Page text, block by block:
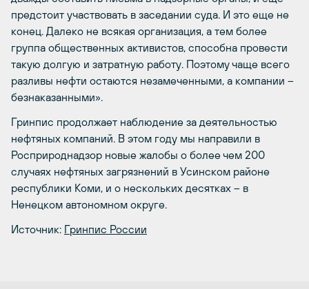
предстоит участвовать в заседании суда. И это еще не
конец. Далеко не всякая организация, а тем более
группа общественных активистов, способна провести
такую долгую и затратную работу. Поэтому чаще всего
разливы нефти остаются незамеченными, а компании –
безнаказанными».
Гринпис продолжает наблюдение за деятельностью
нефтяных компаний. В этом году мы направили в
Росприроднадзор новые жалобы о более чем 200
случаях нефтяных загрязнений в Усинском районе
республики Коми, и о нескольких десятках – в
Ненецком автономном округе.
Источник: Гринпис России